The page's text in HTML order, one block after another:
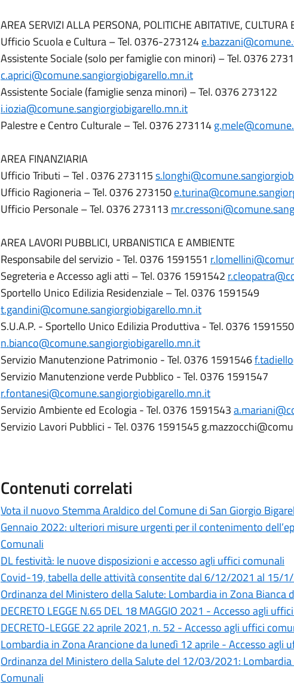
AREA SERVIZI ALLA PERSONA, POLITICHE ABITATIVE, CULTURA
Ufficio Scuola e Cultura – Tel. 0376-273124
Assistente Sociale (solo per famiglie con minori) – Tel. 0376
c.aprici@comune.sangiorgiobigarello.mn.it
Assistente Sociale (famiglie senza minori) – Tel. 0376 273122
i.iozia@comune.sangiorgiobigarello.mn.it
Palestre e Centro Culturale – Tel. 0376 273114
AREA FINANZIARIA
Ufficio Tributi – Tel . 0376 273115
Ufficio Ragioneria – Tel. 0376 273150
Ufficio Personale – Tel. 0376 273113
AREA LAVORI PUBBLICI, URBANISTICA E AMBIENTE
Responsabile del servizio - Tel. 0376 1591551
Segreteria e Accesso agli atti – Tel. 0376 1591542
Sportello Unico Edilizia Residenziale – Tel. 0376 1591549
t.gandini@comune.sangiorgiobigarello.mn.it
S.U.A.P. - Sportello Unico Edilizia Produttiva - Tel. 0376 1591550
n.bianco@comune.sangiorgiobigarello.mn.it
Servizio Manutenzione Patrimonio - Tel. 0376 1591546
Servizio Manutenzione verde Pubblico - Tel. 0376 1591547
r.fontanesi@comune.sangiorgiobigarello.mn.it
Servizio Ambiente ed Ecologia - Tel. 0376 1591543
Servizio Lavori Pubblici - Tel. 0376 1591545
Contenuti correlati
Vota il nuovo Stemma Araldico del Comune di San Giorgio
Gennaio 2022: ulteriori misure urgenti per il contenimento
Comunali
DL festività: le nuove disposizioni e accesso agli uffici comunali
Covid-19, tabella delle attività consentite dal 6/12/2021 al 15/
Ordinanza del Ministero della Salute: Lombardia in Zona Bianca
DECRETO LEGGE N.65 DEL 18 MAGGIO 2021 - Accesso agli
DECRETO-LEGGE 22 aprile 2021, n. 52 - Accesso agli uffici
Lombardia in Zona Arancione da lunedì 12 aprile - Accesso agli
Ordinanza del Ministero della Salute del 12/03/2021:
Comunali